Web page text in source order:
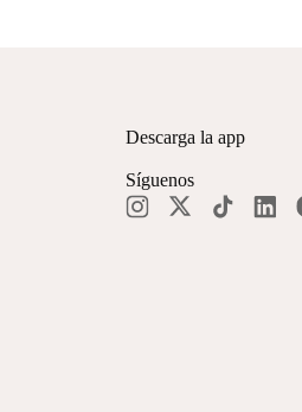
Descarga la app
Síguenos